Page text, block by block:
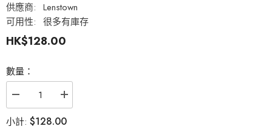
供應商: Lenstown
可用性: 很多有庫存
HK$128.00
數量：
Lenstown
增
Lenstown
小計: $128.00